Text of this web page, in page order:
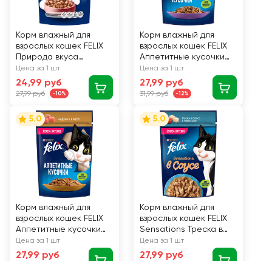
Корм влажный для
взрослых кошек FELIX
Природа вкуса
Лосось, 75г
Цена за 1 шт
24,99 руб
27,99 руб -10%
Корм влажный для
взрослых кошек FELIX
Аппетитные кусочки
Ягненок в желе, 75г
Цена за 1 шт
27,99 руб
31,99 руб -12%
5.0
Корм влажный для
взрослых кошек FELIX
Аппетитные кусочки
Индейка в желе, 75г
Цена за 1 шт
27,99 руб
5.0
Корм влажный для
взрослых кошек FELIX
Sensations Треска в
соусе с томатами, 75г
Цена за 1 шт
27,99 руб